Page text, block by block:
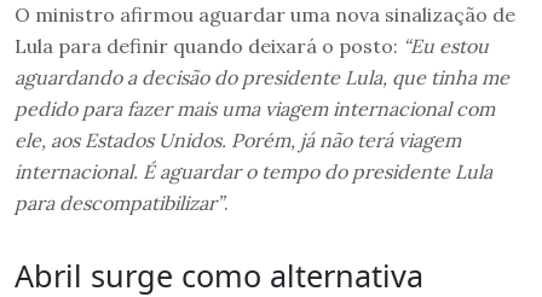
O ministro afirmou aguardar uma nova sinalização de
Lula para definir quando deixará o posto: “Eu estou
aguardando a decisão do presidente Lula, que tinha me
pedido para fazer mais uma viagem internacional com
ele, aos Estados Unidos. Porém, já não terá viagem
internacional. É aguardar o tempo do presidente Lula
para descompatibilizar”.
Abril surge como alternativa